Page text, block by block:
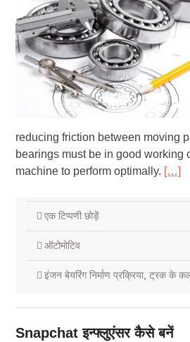
reducing friction between moving
bearings must be in good working
machine to perform optimally. […]
एक टिप्पणी छोड़ें
ऑटोमोटिव
इंजन बेयरिंग निर्माण प्रक्रिया, ट्रक के
Snapchat इन्फ्लुएंसर कैसे बनें